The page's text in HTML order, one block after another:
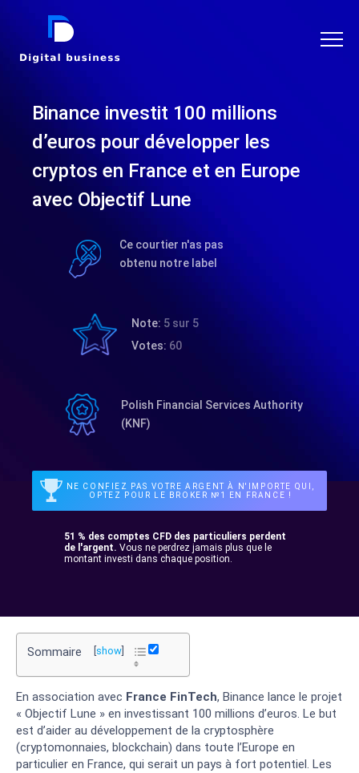
DIGITAL BUSINESS
Binance investit 100 millions
d’euros pour développer les
cryptos en France et en Europe
avec Objectif Lune
Ce courtier n'as pas
obtenu notre label
Note: 5 sur 5
Votes: 60
Polish Financial Services Authority
(KNF)
NE CONFIEZ PAS VOTRE ARGENT À N'IMPORTE QUI,
OPTEZ POUR LE BROKER №1 EN FRANCE !
51 % des comptes CFD des particuliers perdent
de l'argent. Vous ne perdrez jamais plus que le
montant investi dans chaque position.
Sommaire show
En association avec France FinTech, Binance lance le projet
« Objectif Lune » en investissant 100 millions d’euros. Le but
est d’aider au développement de la cryptosphère
(cryptomonnaies, blockchain) dans toute l’Europe en
particulier en France, qui serait un pays à fort potentiel. Les